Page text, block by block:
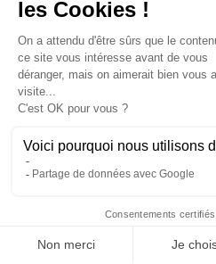
Conditions
Paiement
Qui
Montérolier,